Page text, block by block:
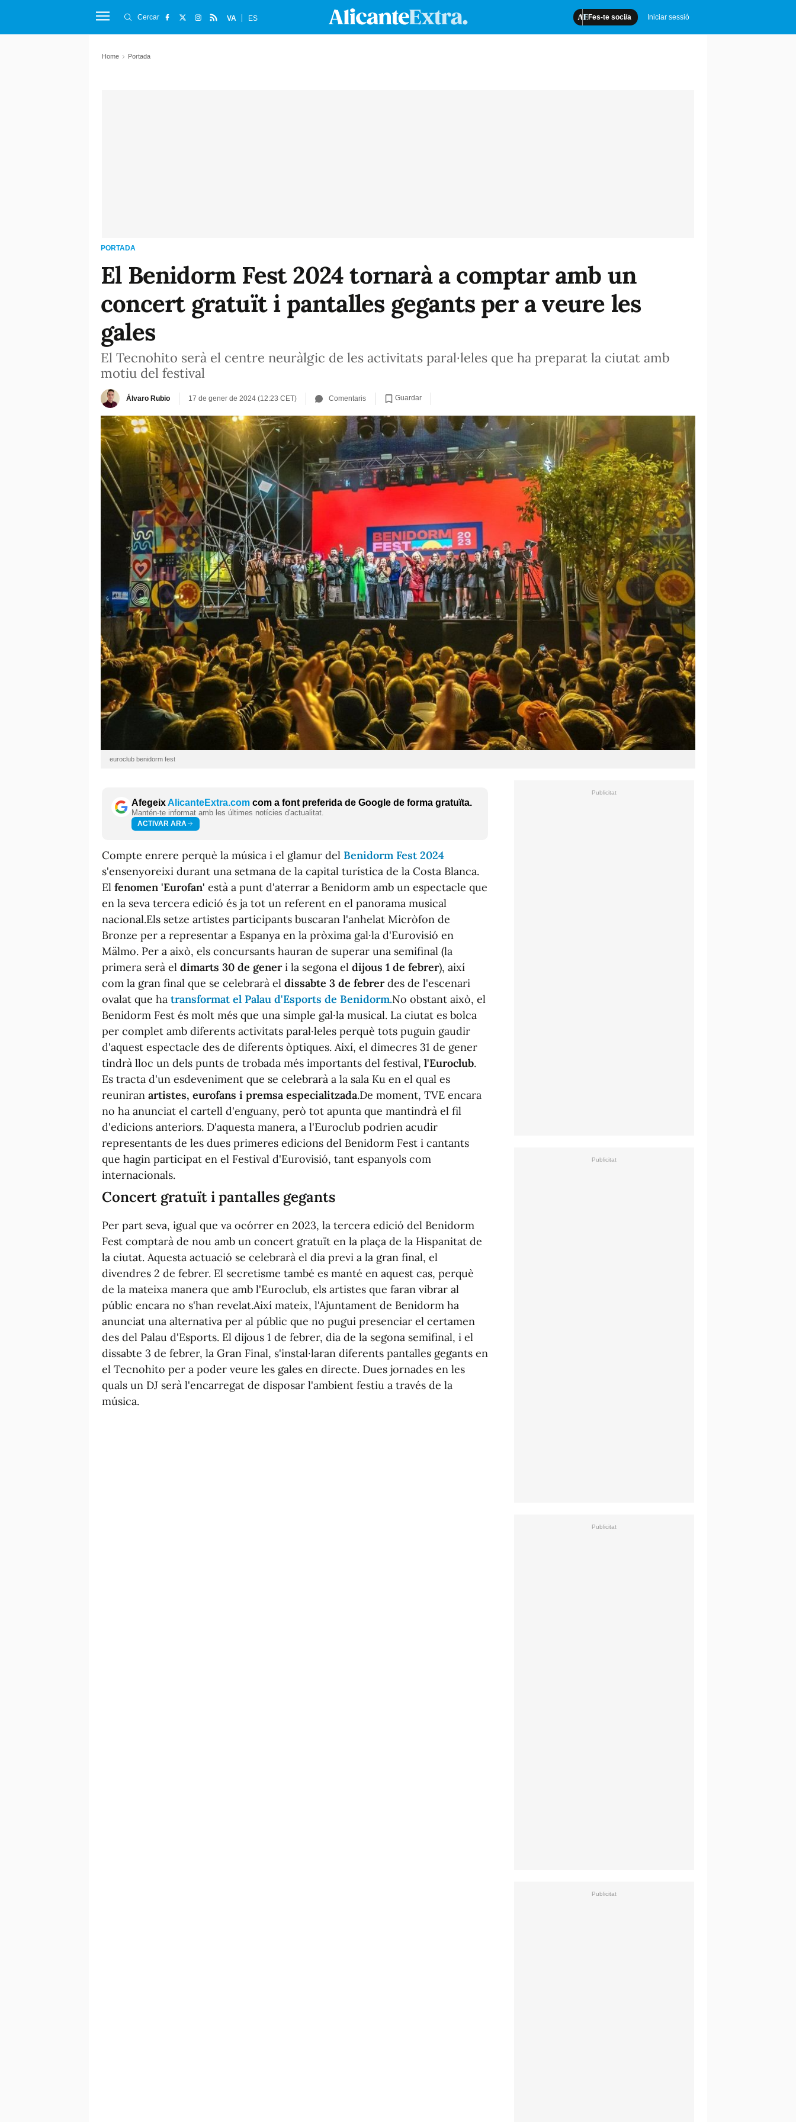
Fes-te soci/a Iniciar sessió
Cercar VA ES
Home Portada
PORTADA
El Benidorm Fest 2024 tornarà a comptar amb un
concert gratuït i pantalles gegants per a veure les
gales
El Tecnohito serà el centre neuràlgic de les activitats paral·leles que ha preparat la ciutat amb
motiu del festival
Álvaro Rubio 17 de gener de 2024 (12:23 CET) Comentaris Guardar
euroclub benidorm fest
AfegeixAlicanteExtra.com com a font preferida de Google de forma gratuïta.
Mantén-te informat amb les últimes notícies d'actualitat.
ACTIVAR ARA
Compte enrere perquè la música i el glamur del Benidorm Fest 2024
s'ensenyoreixi durant una setmana de la capital turística de la Costa Blanca.
El fenomen 'Eurofan' està a punt d'aterrar a Benidorm amb un espectacle que
en la seva tercera edició és ja tot un referent en el panorama musical
nacional.Els setze artistes participants buscaran l'anhelat Micròfon de
Bronze per a representar a Espanya en la pròxima gal·la d'Eurovisió en
Mälmo. Per a això, els concursants hauran de superar una semifinal (la
primera serà el dimarts 30 de generi la segona el dijous 1 de febrer), així
com la gran final que se celebrarà el dissabte 3 de febrerdes de l'escenari
ovalat que ha transformat el Palau d'Esports de Benidorm.No obstant això, el
Benidorm Fest és molt més que una simple gal·la musical. La ciutat es bolca
per complet amb diferents activitats paral·leles perquè tots puguin gaudir
d'aquest espectacle des de diferents òptiques. Així, el dimecres 31 de gener
tindrà lloc un dels punts de trobada més importants del festival, l'Euroclub.
Es tracta d'un esdeveniment que se celebrarà a la sala Ku en el qual es
reuniran artistes, eurofans i premsa especialitzada.De moment, TVE encara
no ha anunciat el cartell d'enguany, però tot apunta que mantindrà el fil
d'edicions anteriors. D'aquesta manera, a l'Euroclub podrien acudir
representants de les dues primeres edicions del Benidorm Fest i cantants
que hagin participat en el Festival d'Eurovisió, tant espanyols com
internacionals.
Concert gratuït i pantalles gegants
Per part seva, igual que va ocórrer en 2023, la tercera edició del Benidorm
Fest comptarà de nou amb un concert gratuït en la plaça de la Hispanitat de
la ciutat. Aquesta actuació se celebrarà el dia previ a la gran final, el
divendres 2 de febrer. El secretisme també es manté en aquest cas, perquè
de la mateixa manera que amb l'Euroclub, els artistes que faran vibrar al
públic encara no s'han revelat.Així mateix, l'Ajuntament de Benidorm ha
anunciat una alternativa per al públic que no pugui presenciar el certamen
des del Palau d'Esports. El dijous 1 de febrer, dia de la segona semifinal, i el
dissabte 3 de febrer, la Gran Final, s'instal·laran diferents pantalles gegants en
el Tecnohito per a poder veure les gales en directe. Dues jornades en les
quals un DJ serà l'encarregat de disposar l'ambient festiu a través de la
música.